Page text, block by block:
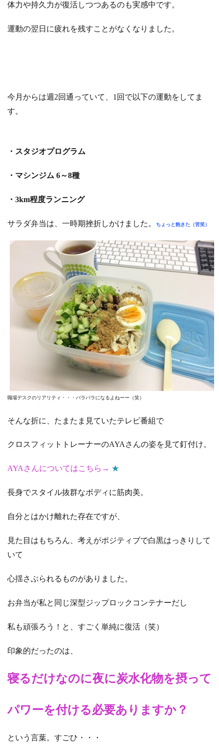
体力や持久力が復活しつつあるのも実感中です。
運動の翌日に疲れを残すことがなくなりました。
今月からは週2回通っていて、1回で以下の運動をしてま
す。
・スタジオプログラム
・マシンジム 6～8種
・3km程度ランニング
サラダ弁当は、一時期挫折しかけました。 ちょっと飽きた（苦笑）
職場デスクのリアリティ・・・バラバラになるよねーー（笑）
そんな折に、たまたま見ていたテレビ番組で
クロスフィットトレーナーのAYAさんの姿を見て釘付け。
AYAさんについてはこちら→ ★
長身でスタイル抜群なボディに筋肉美。
自分とはかけ離れた存在ですが、
見た目はもちろん、考えがポジティブで白黒はっきりして
いて
心揺さぶられるものがありました。
お弁当が私と同じ深型ジップロックコンテナーだし
私も頑張ろう！と、すごく単純に復活（笑）
印象的だったのは、
寝るだけなのに夜に炭水化物を摂って
パワーを付ける必要ありますか？
という言葉。すごひ・・・